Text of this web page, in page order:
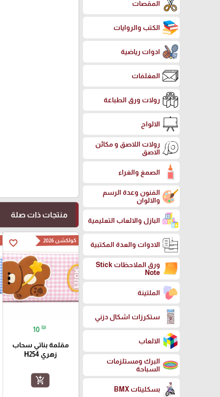
المقصات
الكتب والروايات
ادوات رياضية
المغلفات
رولات ورق الطباعة
الالواح
رولات اللاصق و مكائن
الاصق
الصمغ والغراء
الفنون وعدة الرسم
والالوان
البازل والالعاب التعليمية
الادوات والعدة المكتبية
ورق الملاحظات Stick
Note
الملتينة
ستكرزات اشكال دزني
الالعاب
البرك ومستلزمات
السباحة
بسكليتات BMX
منتجات ذات صلة
favorite_border كولكشن 2026
10 ₪
مقلمة بناتي سحاب
زهري H254
add_shopping_cart